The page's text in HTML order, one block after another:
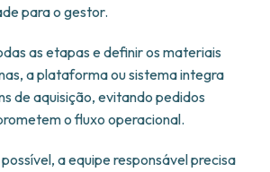
para o gestor.
as etapas e definir os materiais
a plataforma ou sistema integra
de aquisição, evitando pedidos
o fluxo operacional.
a equipe responsável precisa